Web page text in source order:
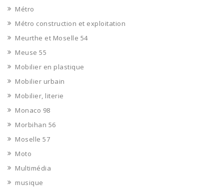
Métro
Métro construction et exploitation
Meurthe et Moselle 54
Meuse 55
Mobilier en plastique
Mobilier urbain
Mobilier, literie
Monaco 98
Morbihan 56
Moselle 57
Moto
Multimédia
musique